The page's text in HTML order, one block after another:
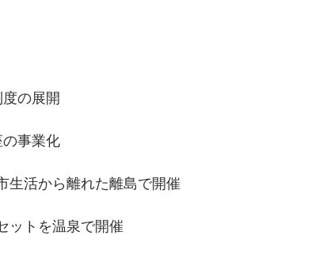
の展開
事業化
活から離れた離島で開催
トを温泉で開催